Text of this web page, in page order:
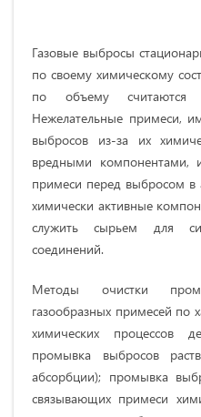
Газовые выбросы
по своему химическому
по объему считаются
Нежелательные примеси,
выбросов из-за их
вредными компонентами,
примеси перед выбросом в
химически активные
служить сырьем для
соединений.
Методы очистки
газообразных примесей по
химических процессов
промывка выбросов
абсорбции); промывка
связывающих примеси